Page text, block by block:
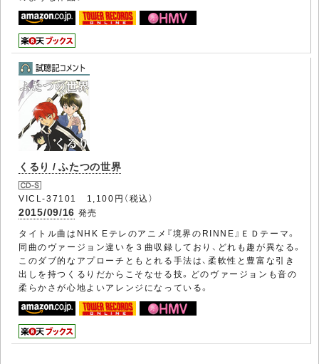
くるり / ふたつの世界
VICL-37101 1,100円（税込）
2015/09/16 発売
タイトル曲はNHK Eテレのアニメ『境界のRINNE』ＥＤテーマ。
同曲のヴァージョン違いを３曲収録しており、どれも趣が異なる。
このダブ的なアプローチともとれる手法は、柔軟性と豊富な引き
出しを持つくるりだからこそなせる技。どのヴァージョンも音の
柔らかさが心地よいアレンジになっている。